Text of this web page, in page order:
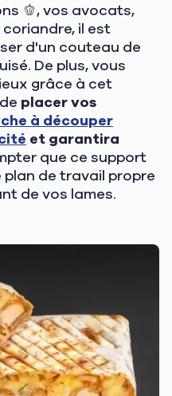
🫑, vos avocats,
il est
d'un couteau de
De plus, vous
grâce à cet
placer vos
à découper
et garantira
que ce support
de travail propre
de vos lames.